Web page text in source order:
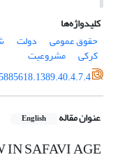
کلیدواژه‌ها
حقوق عمومی
دولت
کرکی
مشروعیت
عنوان مقاله English
IN SAFAVI AGE